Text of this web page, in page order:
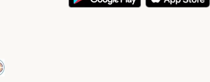
Security